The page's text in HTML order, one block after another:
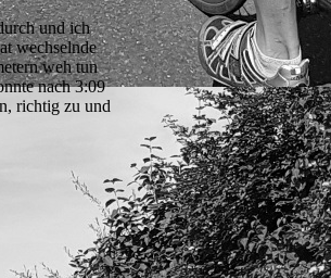
und ich
wechselnde
weh tun
nach 3:09
richtig zu und